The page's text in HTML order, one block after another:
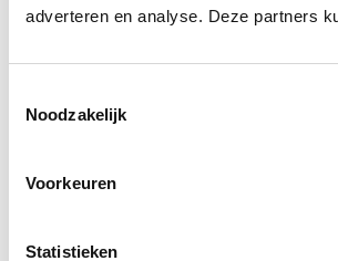
adverteren en analyse. Deze partners
Noodzakelijk
Voorkeuren
Statistieken